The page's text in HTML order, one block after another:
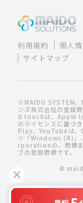
利用規約 個人
サイトマップ
※MAIDO SYSTEM、
ンズ株式会社の登
d touchは、Apple
のライセンスに基
Play、YouTubeは、
※「Windows (R)」
rporationの、商標ま
ブの登録商標です。
©